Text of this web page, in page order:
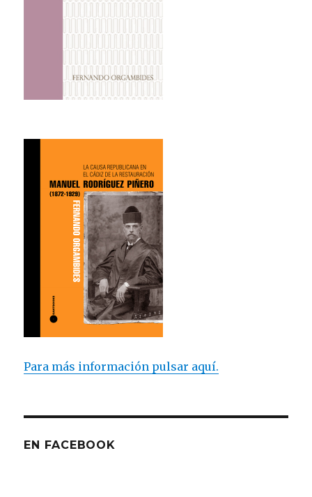
Para más información pulsar aquí.
EN FACEBOOK